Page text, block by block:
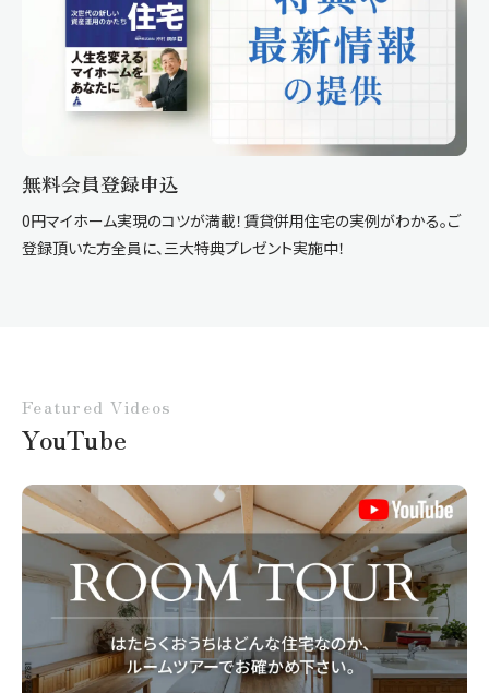
無料会員登録申込
0円マイホーム実現のコツが満載！賃貸併用住宅の実例がわかる。ご
登録頂いた方全員に、三大特典プレゼント実施中！
YouTube
Featured Videos